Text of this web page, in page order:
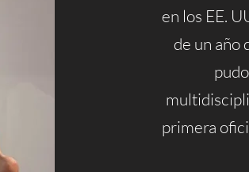
en los EE.
de un año
primera